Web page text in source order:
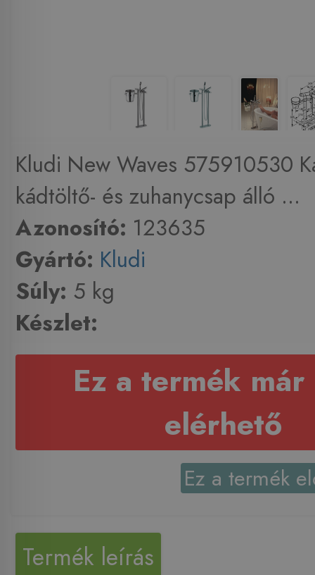
Kludi New Waves 575910530
kádtöltő- és zuhanycsap álló ...
Azonosító: 123635
Gyártó: Kludi
Súly: 5 kg
Készlet:
Ez a termék már
elérhető
Ez a termék
Termék leírás